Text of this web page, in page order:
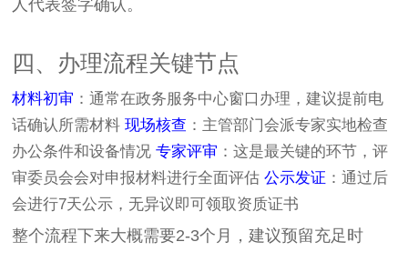
人代表签字确认。
四、办理流程关键节点
材料初审 ：通常在政务服务中心窗口办理，建议提前电
话确认所需材料现场核查 ：主管部门会派专家实地检查
办公条件和设备情况专家评审 ：这是最关键的环节，评
审委员会会对申报材料进行全面评估公示发证 ：通过后
会进行7天公示，无异议即可领取资质证书
整个流程下来大概需要2-3个月，建议预留充足时